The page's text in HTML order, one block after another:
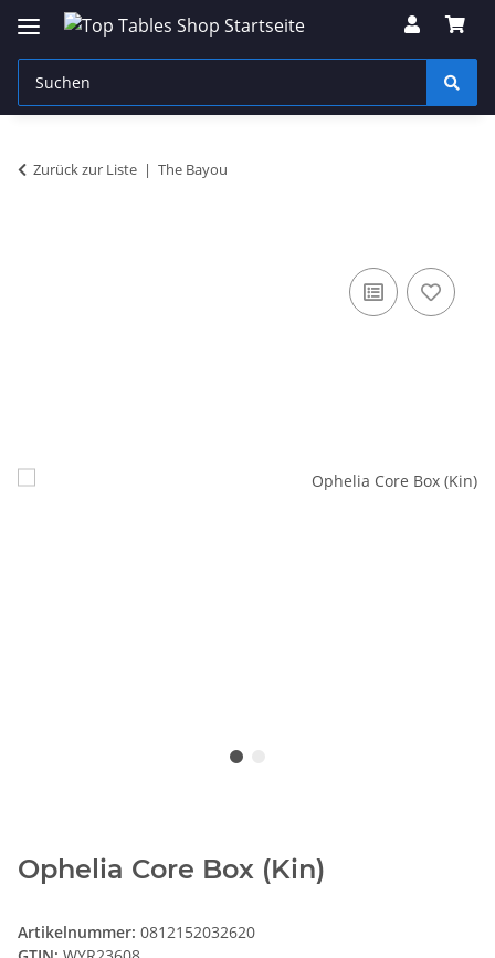
Zurück zur Liste The Bayou
Ophelia Core Box (Kin)
Artikelnummer: 0812152032620